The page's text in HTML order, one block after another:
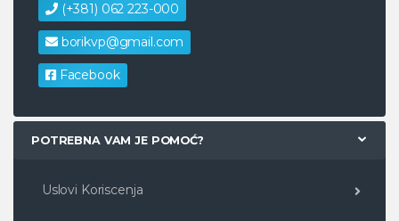
(+381) 062 223-000
borikvp@gmail.com
Facebook
POTREBNA VAM JE POMOĆ?
Uslovi Koriscenja